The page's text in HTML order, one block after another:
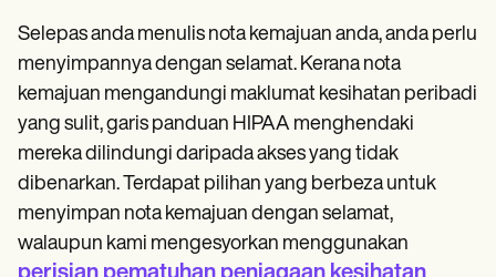
Selepas anda menulis nota kemajuan anda, anda perlu
menyimpannya dengan selamat. Kerana nota
kemajuan mengandungi maklumat kesihatan peribadi
yang sulit, garis panduan HIPAA menghendaki
mereka dilindungi daripada akses yang tidak
dibenarkan. Terdapat pilihan yang berbeza untuk
menyimpan nota kemajuan dengan selamat,
walaupun kami mengesyorkan menggunakan